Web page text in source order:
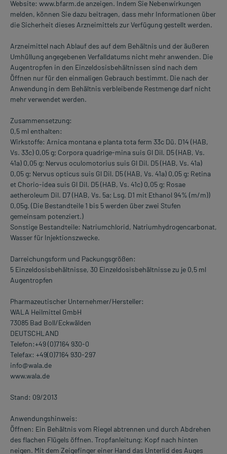
Website: www.bfarm.de anzeigen. Indem Sie Nebenwirkungen
melden, können Sie dazu beitragen, dass mehr Informationen über
die Sicherheit dieses Arzneimittels zur Verfügung gestellt werden.
Arzneimittel nach Ablauf des auf dem Behältnis und der äußeren
Umhüllung angegebenen Verfalldatums nicht mehr anwenden. Die
Augentropfen in den Einzeldosisbehältnissen sind nach dem
Öffnen nur für den einmaligen Gebrauch bestimmt. Die nach der
Anwendung in dem Behältnis verbleibende Restmenge darf nicht
mehr verwendet werden.
Zusammensetzung:
0,5 ml enthalten:
Wirkstoffe: Arnica montana e planta tota ferm 33c Dü. D14 (HAB,
Vs. 33c) 0,05 g; Corpora quadrige-mina suis Gl Dil. D5 (HAB, Vs.
41a) 0,05 g; Nervus oculomotorius suis Gl Dil. D5 (HAB, Vs. 41a)
0,05 g; Nervus opticus suis Gl Dil. D5 (HAB, Vs. 41a) 0,05 g; Retina
et Chorio-idea suis Gl Dil. D5 (HAB, Vs. 41c) 0,05 g; Rosae
aetheroleum Dil. D7 (HAB, Vs. 5a; Lsg. D1 mit Ethanol 94% (m/m))
0,05g. (Die Bestandteile 1 bis 5 werden über zwei Stufen
gemeinsam potenziert.)
Sonstige Bestandteile: Natriumchlorid, Natriumhydrogencarbonat,
Wasser für Injektionszwecke.
Darreichungsform und Packungsgrößen:
5 Einzeldosisbehältnisse, 30 Einzeldosisbehältnisse zu je 0,5 ml
Augentropfen
Pharmazeutischer Unternehmer/Hersteller:
WALA Heilmittel GmbH
73085 Bad Boll/Eckwälden
DEUTSCHLAND
Telefon:+49 (0)7164 930-0
Telefax: +49(0)7164 930-297
info@wala.de
www.wala.de
Stand: 09/2013
Anwendungshinweis:
Öffnen: Ein Behältnis vom Riegel abtrennen und durch Abdrehen
des flachen Flügels öffnen. Tropfanleitung: Kopf nach hinten
neigen. Mit dem Zeigefinger einer Hand das Unterlid des Auges